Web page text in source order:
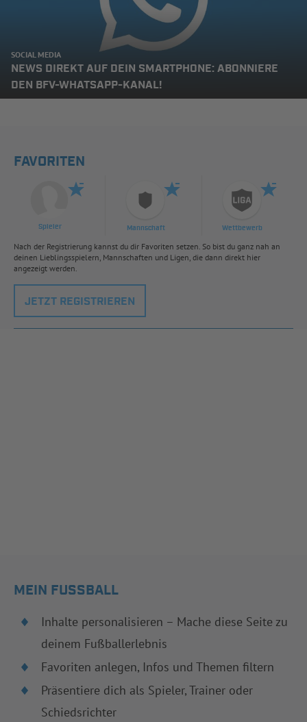
SOCIAL MEDIA
NEWS DIREKT AUF DEIN SMARTPHONE: ABONNIERE
DEN BFV-WHATSAPP-KANAL!
FAVORITEN
Spieler Mannschaft Wettbewerb
Nach der Registrierung kannst du dir Favoriten setzen. So bist du ganz nah an
deinen Lieblingsspielern, Mannschaften und Ligen, die dann direkt hier
angezeigt werden.
JETZT REGISTRIEREN
MEIN FUSSBALL
Inhalte personalisieren – Mache diese Seite zu
deinem Fußballerlebnis
Favoriten anlegen, Infos und Themen filtern
Präsentiere dich als Spieler, Trainer oder
Schiedsrichter